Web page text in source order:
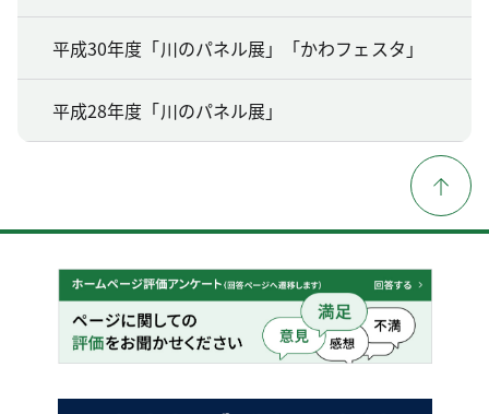
平成30年度「川のパネル展」「かわフェスタ」
平成28年度「川のパネル展」